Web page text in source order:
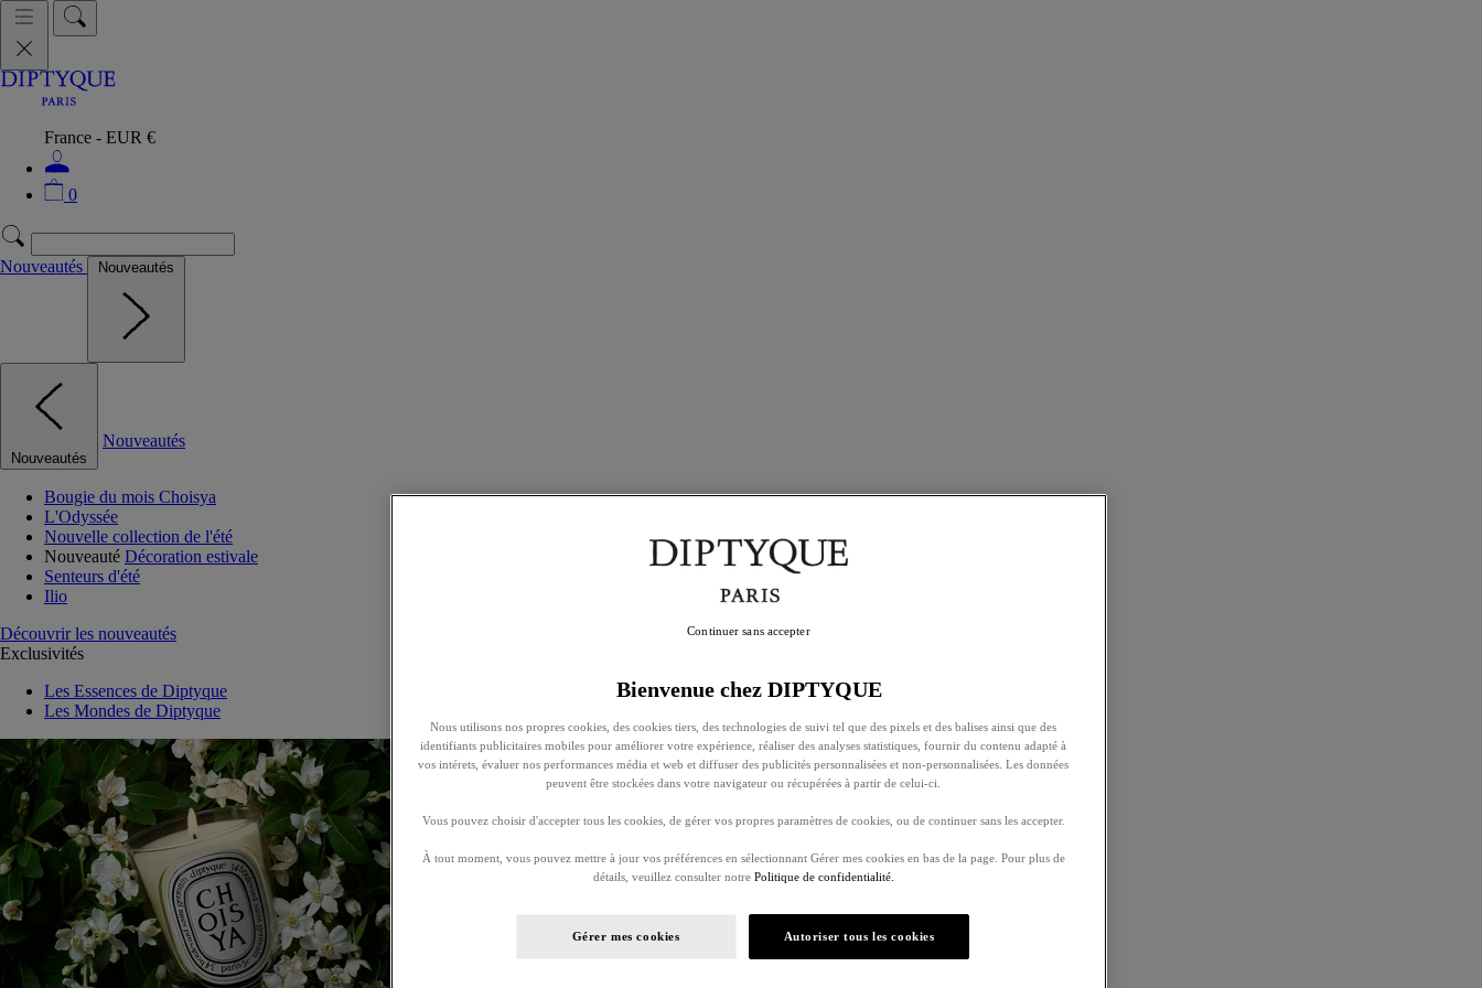
France - EUR €
0
Nouveautés Nouveautés
Nouveautés
Nouveautés
Bougie du mois Choisya
L'Odyssée
Nouvelle collection de l'été
Nouveauté Décoration estivale
Senteurs d'été
Ilio
Découvrir les nouveautés
Exclusivités
Les Essences de Diptyque
Les Mondes de Diptyque
Bienvenue chez DIPTYQUE
Nous utilisons nos propres cookies, des cookies tiers, des technologies de suivi tel que des pixels et des balises ainsi que des
identifiants publicitaires mobiles pour améliorer votre expérience, réaliser des analyses statistiques, fournir du contenu adapté à
vos intérets, évaluer nos performances média et web et diffuser des publicités personnalisées et non-personnalisées. Les données
peuvent être stockées dans votre navigateur ou récupérées à partir de celui-ci.
Vous pouvez choisir d'accepter tous les cookies, de gérer vos propres paramètres de cookies, ou de continuer sans les accepter.
À tout moment, vous pouvez mettre à jour vos préférences en sélectionnant Gérer mes cookies en bas de la page. Pour plus de
détails, veuillez consulter notre Politique de confidentialité.
Gérer mes cookies Autoriser tous les cookies
Continuer sans accepter